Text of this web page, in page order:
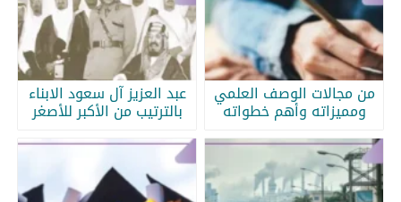
من مجالات الوصف العلمي
ومميزاته وأهم خطواته
عبد العزيز آل سعود الابناء
بالترتيب من الأكبر للأصغر